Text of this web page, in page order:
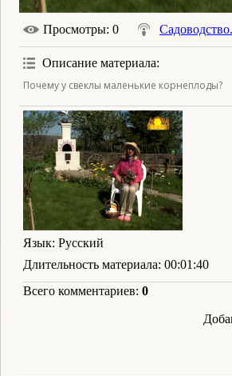
Просмотры: 0
Описание материала:
Почему у свеклы маленькие корнеплоды?
Язык: Русский
Длительность материала: 00:01:40
Всего комментариев: 0